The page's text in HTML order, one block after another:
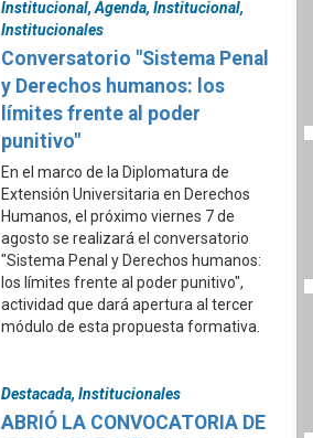
Institucional, Agenda, Institucional,
Institucionales
Conversatorio "Sistema Penal
y Derechos humanos: los
límites frente al poder
punitivo"
En el marco de la Diplomatura de
Extensión Universitaria en Derechos
Humanos, el próximo viernes 7 de
agosto se realizará el conversatorio
"Sistema Penal y Derechos humanos:
los límites frente al poder punitivo",
actividad que dará apertura al tercer
módulo de esta propuesta formativa.
Destacada, Institucionales
ABRIÓ LA CONVOCATORIA DE